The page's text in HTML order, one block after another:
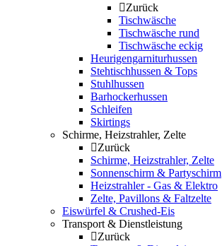
Zurück
Tischwäsche
Tischwäsche rund
Tischwäsche eckig
Heurigengarniturhussen
Stehtischhussen & Tops
Stuhlhussen
Barhockerhussen
Schleifen
Skirtings
Schirme, Heizstrahler, Zelte
Zurück
Schirme, Heizstrahler, Zelte
Sonnenschirm & Partyschirm
Heizstrahler - Gas & Elektro
Zelte, Pavillons & Faltzelte
Eiswürfel & Crushed-Eis
Transport & Dienstleistung
Zurück